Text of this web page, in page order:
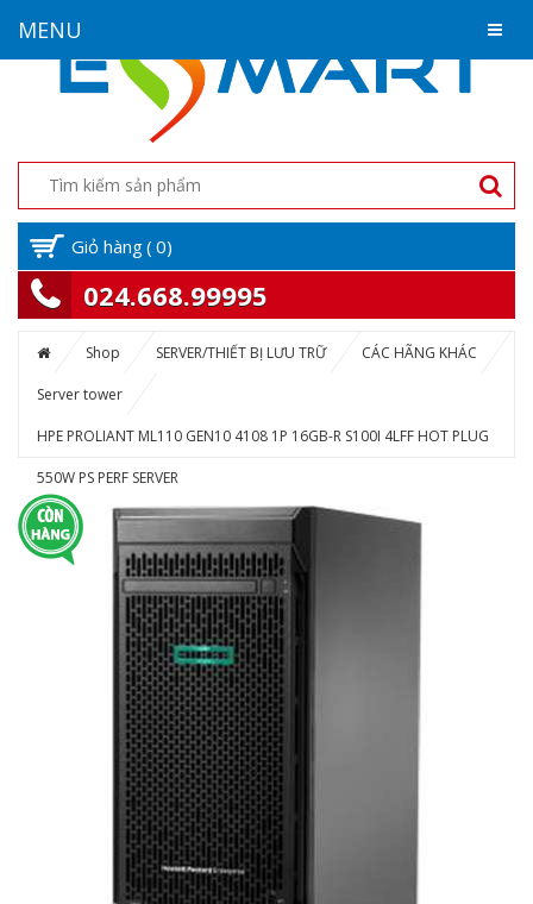
Giỏ hàng( 0)
024.668.99995
MENU
Shop SERVER/THIẾT BỊ LƯU TRỮ CÁC HÃNG KHÁC
Server tower
HPE PROLIANT ML110 GEN10 4108 1P 16GB-R S100I 4LFF HOT PLUG
550W PS PERF SERVER